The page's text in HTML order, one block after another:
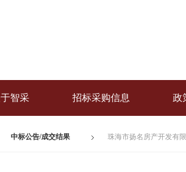
智采 招标采购信息 政
中标公告/成交结果 珠海市扬名房产开发有